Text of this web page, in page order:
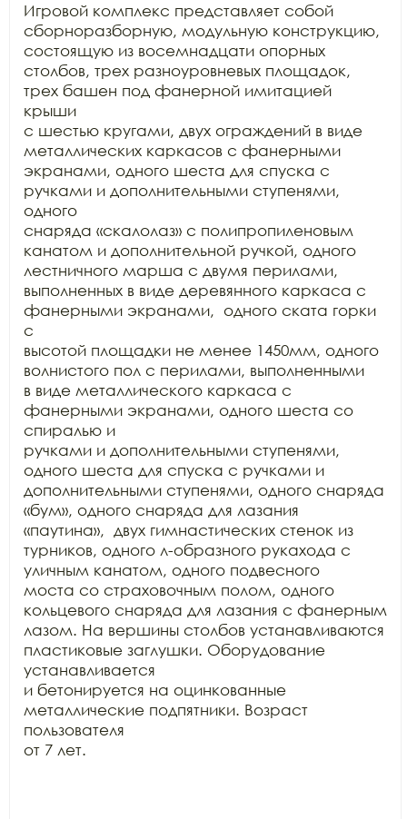
Игровой комплекс представляет собой
сборноразборную, модульную конструкцию,
состоящую из восемнадцати опорных
столбов, трех разноуровневых площадок,
трех башен под фанерной имитацией
крыши
с шестью кругами, двух ограждений в виде
металлических каркасов с фанерными
экранами, одного шеста для спуска с
ручками и дополнительными ступенями,
одного
снаряда «скалолаз» с полипропиленовым
канатом и дополнительной ручкой, одного
лестничного марша с двумя перилами,
выполненных в виде деревянного каркаса с
фанерными экранами,  одного ската горки
с
высотой площадки не менее 1450мм, одного
волнистого пол с перилами, выполненными
в виде металлического каркаса с
фанерными экранами, одного шеста со
спиралью и
ручками и дополнительными ступенями,
одного шеста для спуска с ручками и
дополнительными ступенями, одного снаряда
«бум», одного снаряда для лазания
«паутина»,  двух гимнастических стенок из
турников, одного л-образного рукахода с
уличным канатом, одного подвесного
моста со страховочным полом, одного
кольцевого снаряда для лазания с фанерным
лазом. На вершины столбов устанавливаются
пластиковые заглушки. Оборудование
устанавливается
и бетонируется на оцинкованные
металлические подпятники. Возраст
пользователя
от 7 лет.